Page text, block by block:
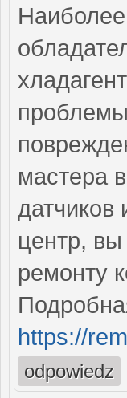
мастера
центр,
ремонту
https://
odpowiedz